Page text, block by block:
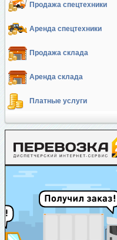
Продажа спецтехники
Аренда спецтехники
Продажа склада
Аренда склада
Платные услуги